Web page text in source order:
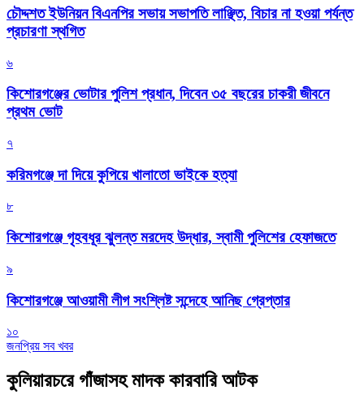
চৌদ্দশত ইউনিয়ন বিএনপির সভায় সভাপতি লাঞ্ছিত, বিচার না হওয়া পর্যন্ত
প্রচারণা স্থগিত
৬
কিশোরগঞ্জের ভোটার পুলিশ প্রধান, দিবেন ৩৫ বছরের চাকরী জীবনে
প্রথম ভোট
৭
করিমগঞ্জে দা দিয়ে কুপিয়ে খালাতো ভাইকে হত্যা
৮
কিশোরগঞ্জে গৃহবধূর ঝুলন্ত মরদেহ উদ্ধার, স্বামী পুলিশের হেফাজতে
৯
কিশোরগঞ্জে আওয়ামী লীগ সংশ্লিষ্ট সন্দেহে আনিছ গ্রেপ্তার
১০
জনপ্রিয় সব খবর
কুলিয়ারচরে গাঁজাসহ মাদক কারবারি আটক